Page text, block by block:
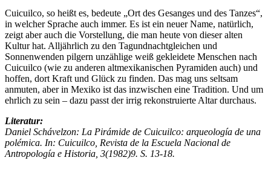
Cuicuilco, so heißt es, bedeute „Ort des Gesanges und des Tanzes“,
in welcher Sprache auch immer. Es ist ein neuer Name, natürlich,
zeigt aber auch die Vorstellung, die man heute von dieser alten
Kultur hat. Alljährlich zu den Tagundnachtgleichen und
Sonnenwenden pilgern unzählige weiß gekleidete Menschen nach
Cuicuilco (wie zu anderen altmexikanischen Pyramiden auch) und
hoffen, dort Kraft und Glück zu finden. Das mag uns seltsam
anmuten, aber in Mexiko ist das inzwischen eine Tradition. Und um
ehrlich zu sein – dazu passt der irrig rekonstruierte Altar durchaus.
Literatur:
Daniel Schávelzon: La Pirámide de Cuicuilco: arqueología de una
polémica. In: Cuicuilco, Revista de la Escuela Nacional de
Antropología e Historia, 3(1982)9. S. 13-18.